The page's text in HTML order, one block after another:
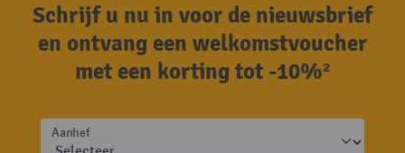
Schrijf u nu in voor de nieuwsbrief
en ontvang een welkomstvoucher
met een korting tot -10%²
Aanhef